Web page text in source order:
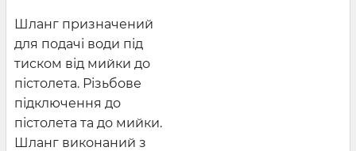
Шланг призначений
для подачі води під
тиском від мийки до
пістолета. Різьбове
підключення до
пістолета та до мийки.
Шланг виконаний з